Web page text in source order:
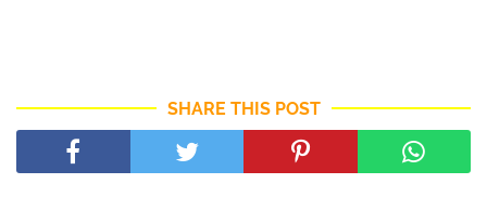
SHARE THIS POST